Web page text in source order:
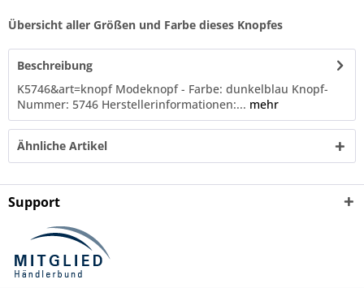
Übersicht aller Größen und Farbe dieses Knopfes
Beschreibung
K5746&art=knopf Modeknopf - Farbe: dunkelblau Knopf-
Nummer: 5746 Herstellerinformationen:... mehr
Ähnliche Artikel
Support